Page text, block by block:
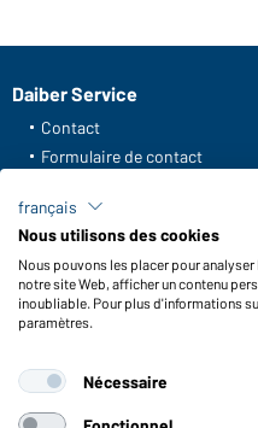
Daiber Service
Contact
Formulaire de contact
FAQ / Manuel d' utilisation
Vérifier le stock
Reporting system
Fonctions et entretien
Conseils d'entretien
Tailles
français
Nous utilisons des cookies
Nous pouvons les placer pour
notre site Web, afficher un contenu
inoubliable. Pour plus d'informations
paramètres.
Nécessaire